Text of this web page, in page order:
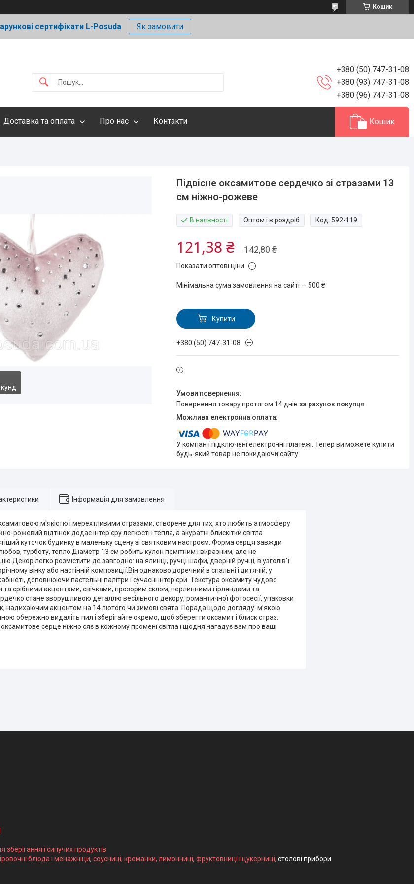
Кошик
сертифікати L-Posuda Як замовити
+380 (50) 747-31-08
+380 (93) 747-31-08
+380 (96) 747-31-08
Доставка та оплата Про нас Контакти Кошик
Підвісне оксамитове сердечко зі стразами 13
см ніжно-рожеве
В наявності Оптом і в роздріб Код: 592-119
142,80 ₴
121,38 ₴
Показати оптові ціни
Мінімальна сума замовлення на сайті — 500 ₴
Купити
+380 (50) 747-31-08
повернення товару протягом 14 днів за рахунок покупця
У компанії підключені електронні платежі. Тепер ви можете купити
будь-який товар не покидаючи сайту.
Інформація для замовлення
м'якістю і мерехтливими стразами, створене для тих, хто любить атмосферу
рожевий відтінок додає інтер'єру легкості і тепла, а акуратні блискітки світла
куточок будинку в маленьку сцену зі святковим настроєм. Форма серця завжди
турботу, тепло.Діаметр 13 см робить кулон помітним і виразним, але не
легко розмістити де завгодно: на ялинці, ручці шафи, дверній ручці, в узголів'ї
вінку або настінній композиції.Він однаково доречний в спальні і дитячій, у
доповнюючи пастельні палітри і сучасні інтер'єри. Текстура оксамиту чудово
та срібними акцентами, свічками, прозорим склом, перлинними гірляндами та
стане зворушливою деталлю весільного декору, романтичної фотосесії, упаковки
ж, надихаючим акцентом на 14 лютого чи зимові свята. Порада щодо догляду: м’якою
обережно видаліть пил і зберігайте окремо, щоб зберегти оксамит і блиск страз.
серце ніжно сяє в кожному промені світла і щодня нагадує вам про ваші
зберігання і сипучих продуктів
блюда і менажніци, соусниці, креманки, лимонниці, фруктовниці і цукерниці, столові прибори